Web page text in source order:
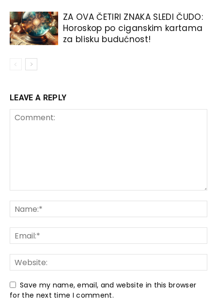
ZA OVA ČETIRI ZNAKA SLEDI ČUDO:
Horoskop po ciganskim kartama
za blisku budućnost!
LEAVE A REPLY
Save my name, email, and website in this browser
for the next time I comment.